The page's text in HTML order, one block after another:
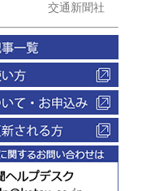
新聞社